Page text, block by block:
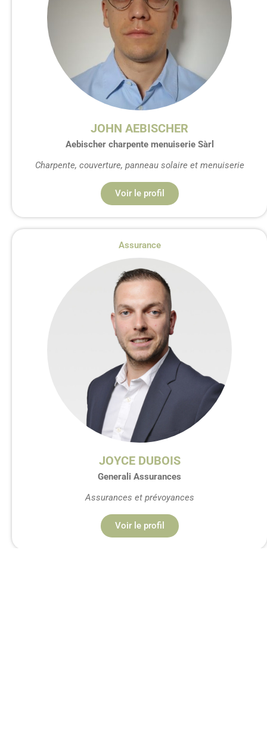
JOHN AEBISCHER
Aebischer charpente menuiserie Sàrl
Charpente, couverture, panneau solaire et menuiserie
Voir le profil
Assurance
JOYCE DUBOIS
Generali Assurances
Assurances et prévoyances
Voir le profil